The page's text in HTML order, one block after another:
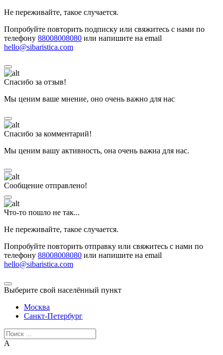
Не переживайте, такое случается.
Попробуйте повторить подписку или свяжитесь с нами по
телефону 88008008080 или напишите на email
hello@sibaristica.com
Спасибо за отзыв!
Мы ценим ваше мнение, оно очень важно для нас
Спасибо за комментарий!
Мы ценим вашу активность, она очень важна для нас.
Сообщение отправлено!
Что-то пошло не так...
Не переживайте, такое случается.
Попробуйте повторить отправку или свяжитесь с нами по
телефону 88008008080 или напишите на email
hello@sibaristica.com
Выберите свой населённый пункт
Москва
Санкт-Петербург
А